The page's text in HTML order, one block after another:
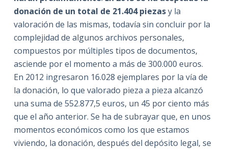
donación de un total de 21.404 piezasy la
valoración de las mismas, todavía sin concluir por la
complejidad de algunos archivos personales,
compuestos por múltiples tipos de documentos,
asciende por el momento a más de 300.000 euros.
En 2012 ingresaron 16.028 ejemplares por la vía de
la donación, lo que valorado pieza a pieza alcanzó
una suma de 552.877,5 euros, un 45 por ciento más
que el año anterior. Se ha de subrayar que, en unos
momentos económicos como los que estamos
viviendo, la donación, después del depósito legal, se